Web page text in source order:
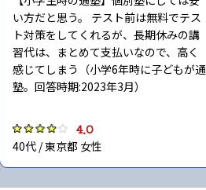
い方だと思う。 テスト前は無料でテス
ト対策をしてくれるが、長期休みの講
習代は、まとめて支払いなので、高く
感じてしまう（小学6年時に子どもが通
塾。回答時期:2023年3月）
4.0
40代 / 東京都 女性